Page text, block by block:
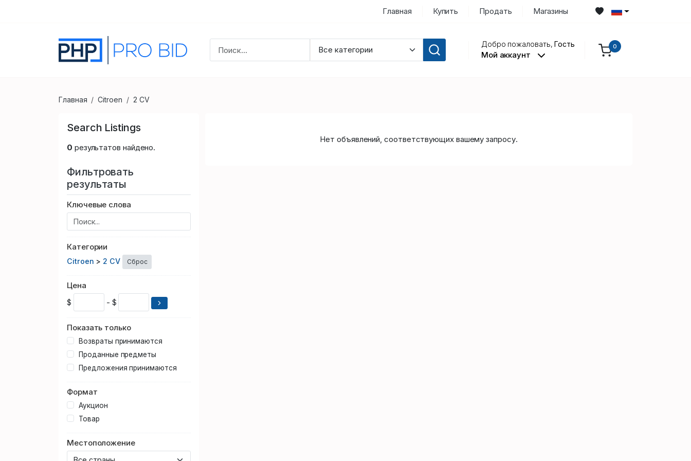
Главная Купить Продать Магазины
Добро пожаловать,Гость
Мой аккаунт
0
Главная Citroen 2 CV
Search Listings
0 результатов найдено.
Фильтровать
результаты
Ключевые слова
Категории
Citroen > 2 CV Сброс
Цена
$ - $
Показать только
Возвраты принимаются
Проданные предметы
Предложения принимаются
Формат
Аукцион
Товар
Местоположение
Нет объявлений, соответствующих вашему запросу.